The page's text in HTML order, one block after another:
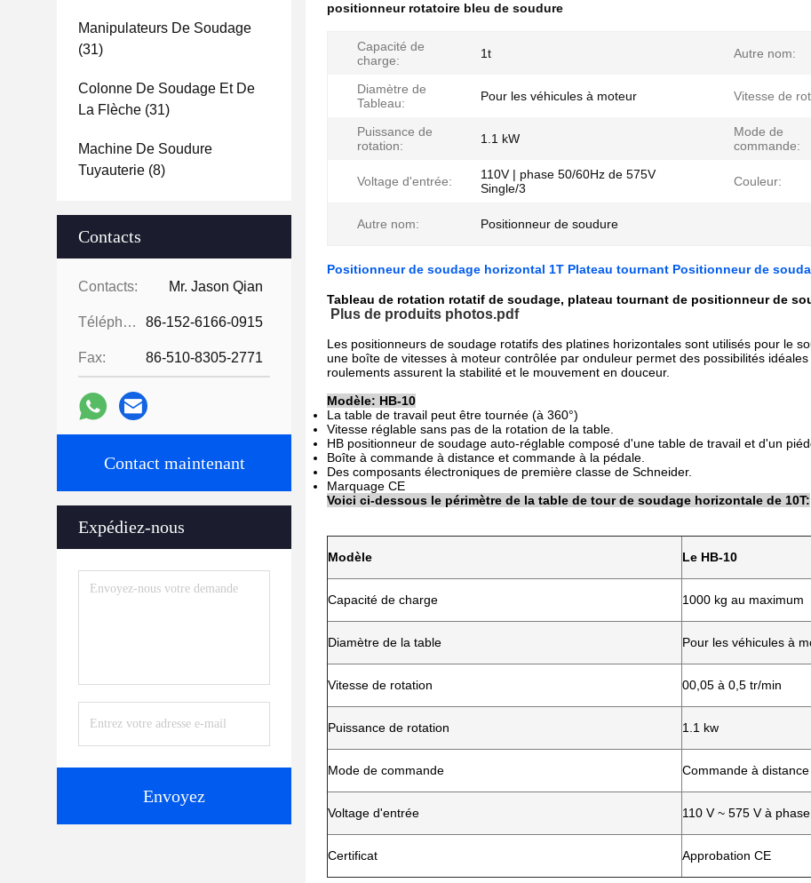
Manipulateurs De Soudage
(31)
Colonne De Soudage Et De
La Flèche (31)
Machine De Soudure
Tuyauterie (8)
Contacts
Contacts: Mr. Jason Qian
Téléphone: 86-152-6166-0915
Fax: 86-510-8305-2771
Contact maintenant
Expédiez-nous
Envoyez
positionneur rotatoire bleu de soudure
Capacité de
charge:
1t Autre nom:
Diamètre de
Tableau:
Pour les véhicules à moteur Vitesse de
Puissance de
rotation:
1.1 kW
Mode de
commande:
Voltage d'entrée:
110V | phase 50/60Hz de 575V
Single/3
Couleur:
Autre nom: Positionneur de soudure
Positionneur de soudage horizontal 1T Plateau tournant Positionneur de
Tableau de rotation rotatif de soudage, plateau tournant de positionneur de
Plus de produits photos.pdf
Les positionneurs de soudage rotatifs des platines horizontales sont utilisés pour le
une boîte de vitesses à moteur contrôlée par onduleur permet des possibilités
roulements assurent la stabilité et le mouvement en douceur.
Modèle: HB-10
La table de travail peut être tournée (à 360°)
Vitesse réglable sans pas de la rotation de la table.
HB positionneur de soudage auto-réglable composé d'une table de travail et d'un
Boîte à commande à distance et commande à la pédale.
Des composants électroniques de première classe de Schneider.
Marquage CE
Voici ci-dessous le périmètre de la table de tour de soudage horizontale de 10T:
Modèle Le HB-10
Capacité de charge 1000 kg au maximum
Diamètre de la table Pour les véhicules à
Vitesse de rotation 00,05 à 0,5 tr/min
Puissance de rotation 1.1 kw
Mode de commande Commande à
Voltage d'entrée 110 V ~ 575 V à
Certificat Approbation CE